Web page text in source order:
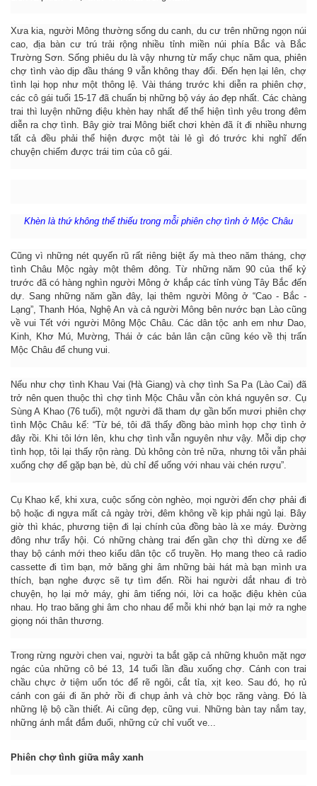
Xưa kia, người Mông thường sống du canh, du cư trên những ngọn núi
cao, địa bàn cư trú trải rộng nhiều tỉnh miền núi phía Bắc và Bắc
Trường Sơn. Sống phiêu du là vậy nhưng từ mấy chục năm qua, phiên
chợ tình vào dịp đầu tháng 9 vẫn không thay đổi. Đến hẹn lại lên, chợ
tình lại họp như một thông lệ. Vài tháng trước khi diễn ra phiên chợ,
các cô gái tuổi 15-17 đã chuẩn bị những bộ váy áo đẹp nhất. Các chàng
trai thì luyện những điệu khèn hay nhất để thể hiện tình yêu trong đêm
diễn ra chợ tình. Bây giờ trai Mông biết chơi khèn đã ít đi nhiều nhưng
tất cả đều phải thể hiện được một tài lẻ gì đó trước khi nghĩ đến
chuyện chiếm được trái tim của cô gái.
Khèn là thứ không thể thiếu trong mỗi phiên chợ tình ở Mộc Châu
Cũng vì những nét quyến rũ rất riêng biệt ấy mà theo năm tháng, chợ
tình Châu Mộc ngày một thêm đông. Từ những năm 90 của thế kỷ
trước đã có hàng nghìn người Mông ở khắp các tỉnh vùng Tây Bắc đến
dự. Sang những năm gần đây, lại thêm người Mông ở “Cao - Bắc -
Lạng”, Thanh Hóa, Nghệ An và cả người Mông bên nước bạn Lào cũng
về vui Tết với người Mông Mộc Châu. Các dân tộc anh em như Dao,
Kinh, Khơ Mú, Mường, Thái ở các bản lân cận cũng kéo về thị trấn
Mộc Châu để chung vui.
Nếu như chợ tình Khau Vai (Hà Giang) và chợ tình Sa Pa (Lào Cai) đã
trở nên quen thuộc thì chợ tình Mộc Châu vẫn còn khá nguyên sơ. Cụ
Sùng A Khao (76 tuổi), một người đã tham dự gần bốn mươi phiên chợ
tình Mộc Châu kể: “Từ bé, tôi đã thấy đồng bào mình họp chợ tình ở
đây rồi. Khi tôi lớn lên, khu chợ tình vẫn nguyên như vậy. Mỗi dịp chợ
tình họp, tôi lại thấy rộn ràng. Dù không còn trẻ nữa, nhưng tôi vẫn phải
xuống chợ để gặp bạn bè, dù chỉ để uống với nhau vài chén rượu”.
Cụ Khao kể, khi xưa, cuộc sống còn nghèo, mọi người đến chợ phải đi
bộ hoặc đi ngựa mất cả ngày trời, đêm không về kịp phải ngủ lại. Bây
giờ thì khác, phương tiện đi lại chính của đồng bào là xe máy. Đường
đông như trẩy hội. Có những chàng trai đến gần chợ thì dừng xe để
thay bộ cánh mới theo kiểu dân tộc cổ truyền. Họ mang theo cả radio
cassette đi tìm bạn, mở băng ghi âm những bài hát mà bạn mình ưa
thích, bạn nghe được sẽ tự tìm đến. Rồi hai người dắt nhau đi trò
chuyện, họ lại mở máy, ghi âm tiếng nói, lời ca hoặc điệu khèn của
nhau. Họ trao băng ghi âm cho nhau để mỗi khi nhớ bạn lại mở ra nghe
giọng nói thân thương.
Trong rừng người chen vai, người ta bắt gặp cả những khuôn mặt ngơ
ngác của những cô bé 13, 14 tuổi lần đầu xuống chợ. Cánh con trai
chầu chực ở tiệm uốn tóc để rẽ ngôi, cắt tỉa, xịt keo. Sau đó, họ rủ
cánh con gái đi ăn phở rồi đi chụp ảnh và chờ bọc răng vàng. Đó là
những lệ bộ cần thiết. Ai cũng đẹp, cũng vui. Những bàn tay nắm tay,
những ánh mắt đắm đuối, những cử chỉ vuốt ve...
Phiên chợ tình giữa mây xanh